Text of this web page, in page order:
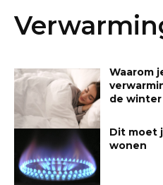
Waarom
de winter
Dit moet
wonen